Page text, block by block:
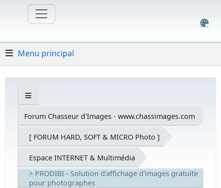
Menu principal
Forum Chasseur d'Images - www.chassimages.com
[ FORUM HARD, SOFT & MICRO Photo ]
Espace INTERNET & Multimédia
> PRODIBI - Solution d'affichage d'images gratuite
pour photographes